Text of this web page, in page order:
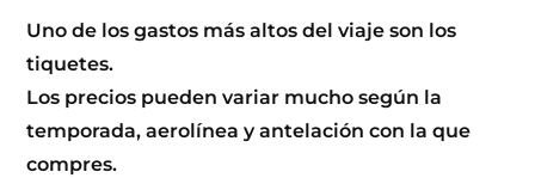
Uno de los gastos más altos del viaje son los
tiquetes.
Los precios pueden variar mucho según la
temporada, aerolínea y antelación con la que
compres.